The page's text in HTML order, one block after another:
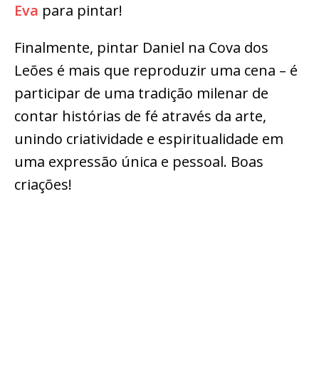
Eva para pintar!
Finalmente, pintar Daniel na Cova dos
Leões é mais que reproduzir uma cena – é
participar de uma tradição milenar de
contar histórias de fé através da arte,
unindo criatividade e espiritualidade em
uma expressão única e pessoal. Boas
criações!